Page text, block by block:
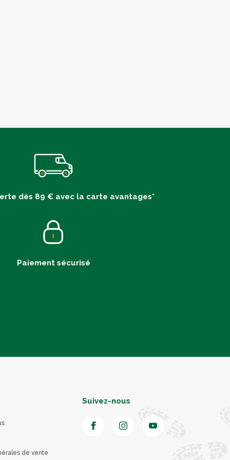
dès 89 € avec la carte avantages*
Paiement sécurisé
de vente
Suivez-nous